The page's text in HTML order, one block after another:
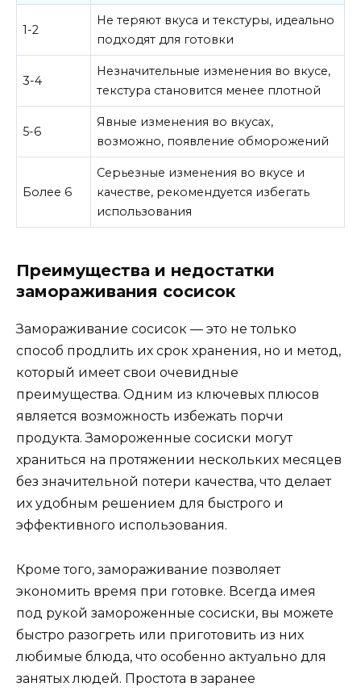
1-2
Не теряют вкуса и текстуры, идеально
подходят для готовки
3-4
Незначительные изменения во вкусе,
текстура становится менее плотной
5-6
Явные изменения во вкусах,
возможно, появление обморожений
Более 6
Серьезные изменения во вкусе и
качестве, рекомендуется избегать
использования
Преимущества и недостатки
замораживания сосисок
Замораживание сосисок — это не только
способ продлить их срок хранения, но и метод,
который имеет свои очевидные
преимущества. Одним из ключевых плюсов
является возможность избежать порчи
продукта. Замороженные сосиски могут
храниться на протяжении нескольких месяцев
без значительной потери качества, что делает
их удобным решением для быстрого и
эффективного использования.
Кроме того, замораживание позволяет
экономить время при готовке. Всегда имея
под рукой замороженные сосиски, вы можете
быстро разогреть или приготовить из них
любимые блюда, что особенно актуально для
занятых людей. Простота в заранее